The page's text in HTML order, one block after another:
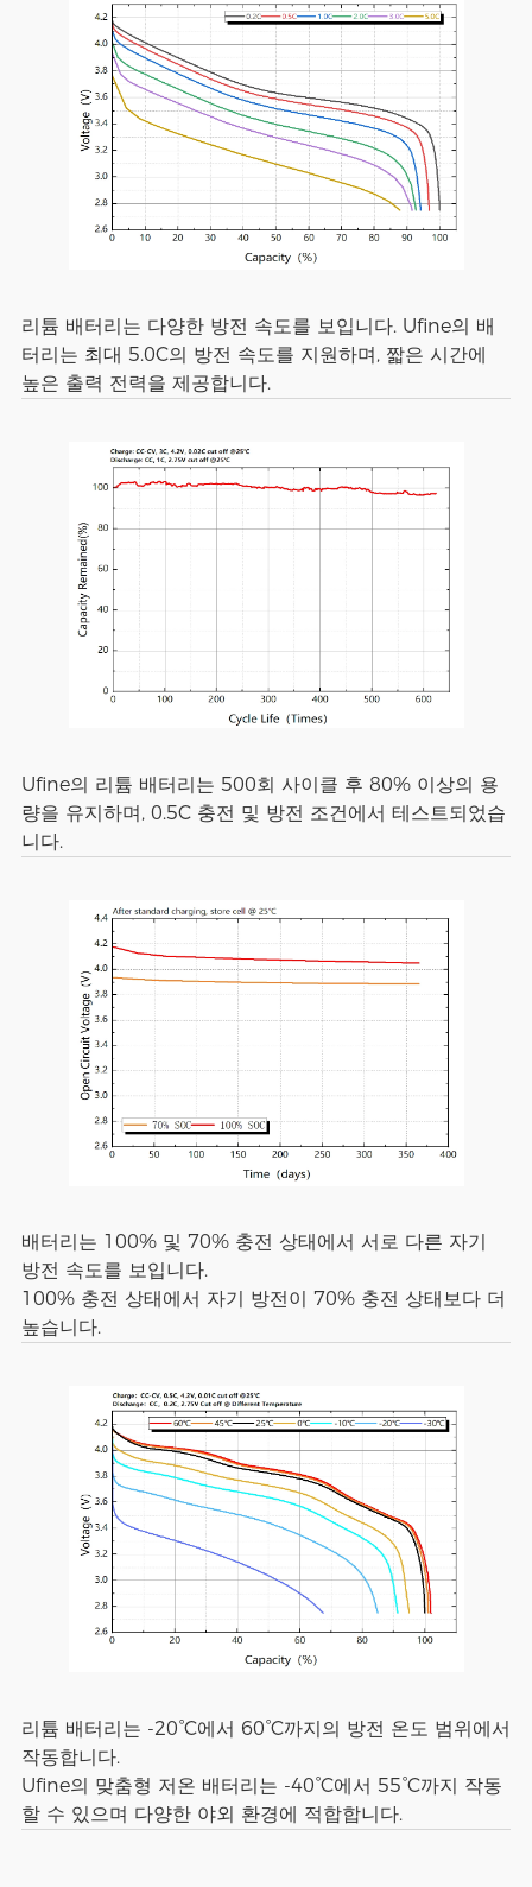
리튬 배터리는 다양한 방전 속도를 보입니다. Ufine의 배
터리는 최대 5.0C의 방전 속도를 지원하며, 짧은 시간에
높은 출력 전력을 제공합니다.
Ufine의 리튬 배터리는 500회 사이클 후 80% 이상의 용
량을 유지하며, 0.5C 충전 및 방전 조건에서 테스트되었습
니다.
배터리는 100% 및 70% 충전 상태에서 서로 다른 자기
방전 속도를 보입니다.
100% 충전 상태에서 자기 방전이 70% 충전 상태보다 더
높습니다.
리튬 배터리는 -20°C에서 60°C까지의 방전 온도 범위에서
작동합니다.
Ufine의 맞춤형 저온 배터리는 -40°C에서 55°C까지 작동
할 수 있으며 다양한 야외 환경에 적합합니다.